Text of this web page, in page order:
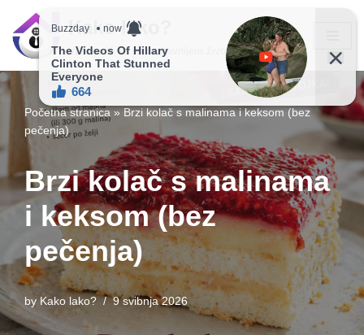
Skip
content
Kako lako?
Vaš vodič ka jednostavnijem životu!
Početna stranica » Brzi kolač s malinama i keksom (bez
pečenja)
Brzi kolač s malinama
i keksom (bez
pečenja)
byKako lako? 9 svibnja 2026